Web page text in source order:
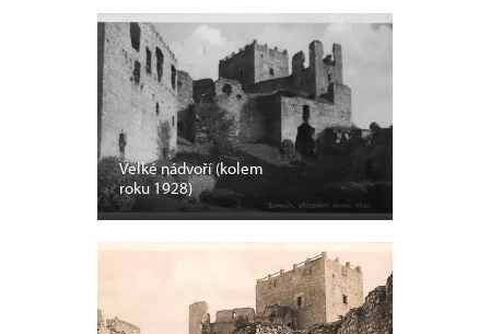
Velké nádvoří (kolem
roku 1928)